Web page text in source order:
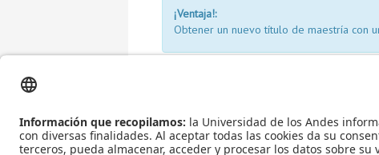
¡Ventaja!:
Obtener un nuevo título de maestría con
A continuación se presentan ejemplos de
realizar.